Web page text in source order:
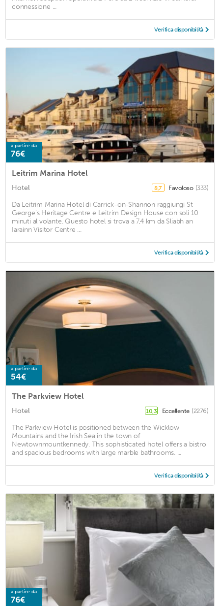
connessione ...
Verifica disponibilità
a partire da
76€
Leitrim Marina Hotel
Hotel 8,7 Favoloso (333)
Da Leitrim Marina Hotel di Carrick-on-Shannon raggiungi St
George's Heritage Centre e Leitrim Design House con soli 10
minuti al volante. Questo hotel si trova a 7,4 km da Sliabh an
Iarainn Visitor Centre ...
Verifica disponibilità
a partire da
54€
The Parkview Hotel
Hotel 10,3 Eccellente (2276)
The Parkview Hotel is positioned between the Wicklow
Mountains and the Irish Sea in the town of
Newtownmountkennedy. This sophisticated hotel offers a bistro
and spacious bedrooms with large marble bathrooms. ...
Verifica disponibilità
a partire da
76€